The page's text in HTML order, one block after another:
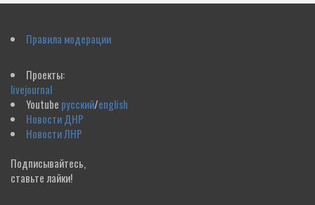
Правила модерации
Проекты:
livejournal
Youtube русский/english
Новости ДНР
Новости ЛНР
Подписывайтесь,
ставьте лайки!